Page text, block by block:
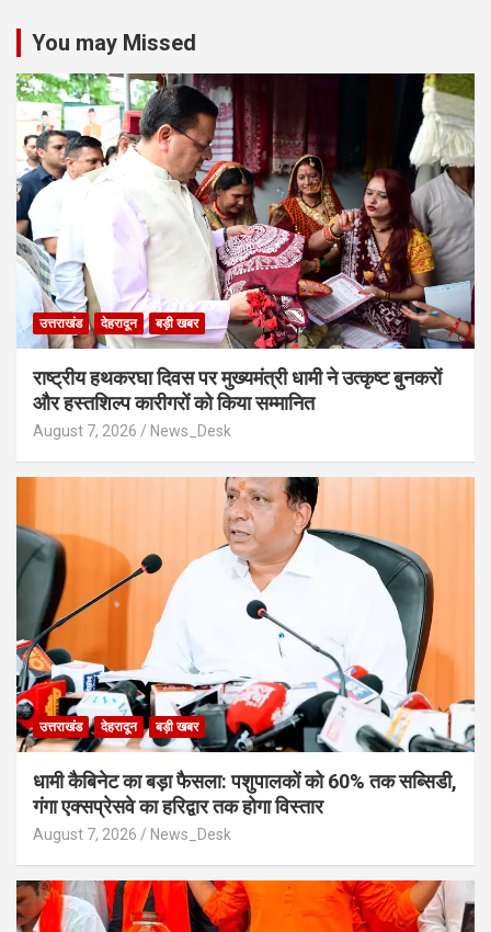
You may Missed
उत्तराखंड देहरादून बड़ी खबर
राष्ट्रीय हथकरघा दिवस पर मुख्यमंत्री धामी ने उत्कृष्ट बुनकरों
और हस्तशिल्प कारीगरों को किया सम्मानित
August 7, 2026 News_Desk
उत्तराखंड देहरादून बड़ी खबर
​धामी कैबिनेट का बड़ा फैसला: पशुपालकों को 60% तक सब्सिडी,
गंगा एक्सप्रेसवे का हरिद्वार तक होगा विस्तार
August 7, 2026 News_Desk